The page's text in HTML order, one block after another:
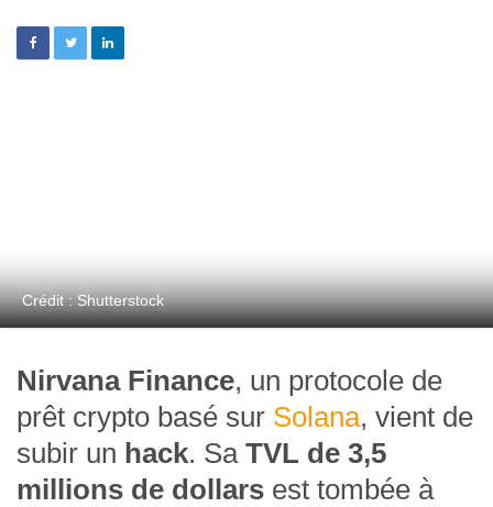
Crédit : Shutterstock
Nirvana Finance, un protocole de
prêt crypto basé sur Solana, vient de
subir un hack. Sa TVL de 3,5
millions de dollars est tombée à